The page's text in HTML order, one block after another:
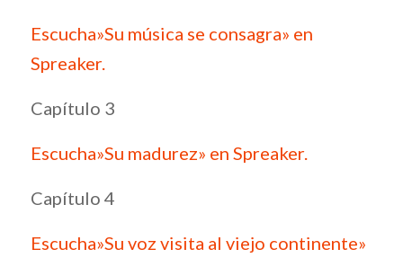
Escucha»Su música se consagra» en
Spreaker.
Capítulo 3
Escucha»Su madurez» en Spreaker.
Capítulo 4
Escucha»Su voz visita al viejo continente»